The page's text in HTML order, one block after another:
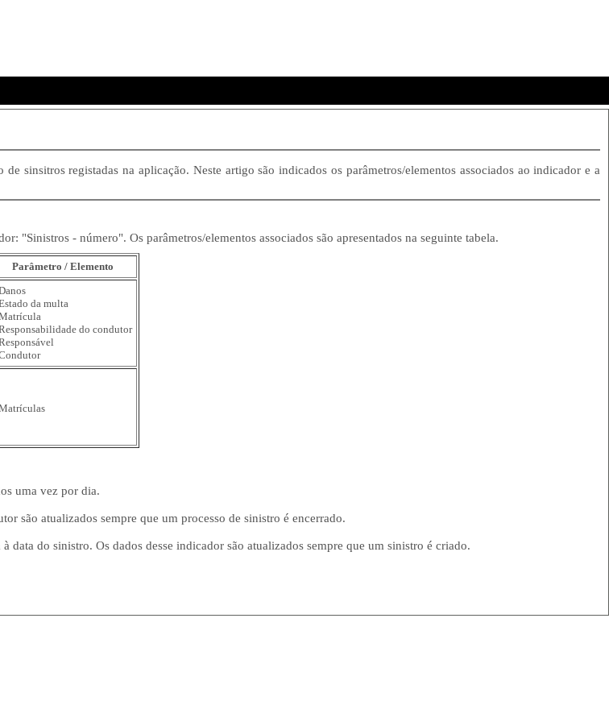
sinsitros registadas na aplicação. Neste artigo são indicados os parâmetros/elementos associados ao indicador e a
"Sinistros - número". Os parâmetros/elementos associados são apresentados na seguinte tabela.
Parâmetro / Elemento
da multa
do condutor
uma vez por dia.
são atualizados sempre que um processo de sinistro é encerrado.
do sinistro. Os dados desse indicador são atualizados sempre que um sinistro é criado.